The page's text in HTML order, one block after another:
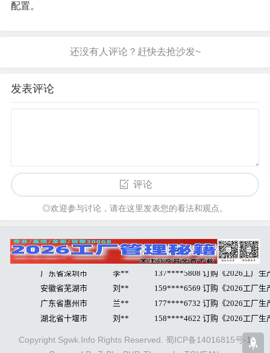
配置。
发表评论
评论
◎欢迎参与讨论，请在这里发表您的看法和观点。
Copyright Sgwk.Info Rights Reserved. 蜀ICP备14016815号-1